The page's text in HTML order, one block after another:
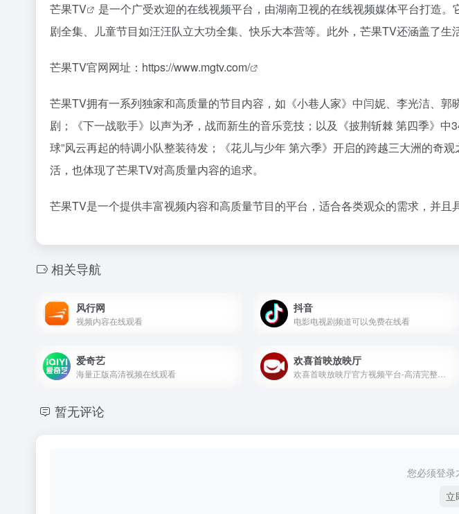
芒果TV
是一个广受欢迎的在线视频平台，由湖南卫视的在线视频媒体平台打造
剧全集、儿童节目如汪汪队立大功全集、快乐大本营等。此外，芒果TV还涵盖了
芒果TV官网网址： https://www.mgtv.com/
芒果TV拥有一系列独家和高质量的节目内容，如《小巷人家》中闫妮、李光洁、
剧；《下一战歌手》以声为矛，战而新生的音乐竞技；以及《披荆斩棘 第四季》
球”风云再起的特调小队整装待发；《花儿与少年 第六季》开启的跨越三大洲的奇
活，也体现了芒果TV对高质量内容的追求。
芒果TV是一个提供丰富视频内容和高质量节目的平台，适合各类观众的需求，并且
相关导航
风行网
视频内容在线观看
抖音
电影电视剧频道可以免费在线看
爱奇艺
海量正版高清视频在线观看
欢喜首映放映厅
暂无评论
您必须登录
立